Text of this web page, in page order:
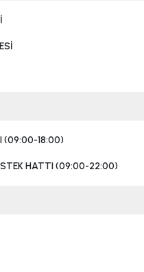
(09:00-18:00)
HATTI (09:00-22:00)